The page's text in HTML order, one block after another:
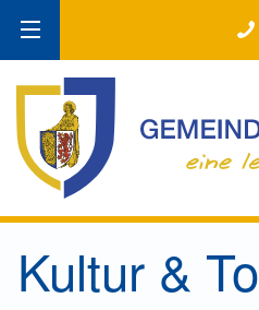
DER DIREKTE DRAHT!
Kultur &